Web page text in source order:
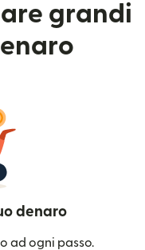
grandi
denaro
ad ogni passo.